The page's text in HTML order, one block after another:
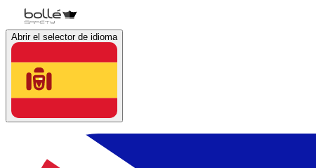
Abrir el selector de idioma